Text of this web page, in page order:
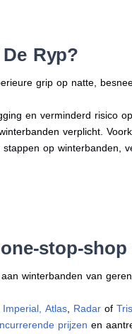
Ryp?
grip op natte,
en verminderd risico
verplicht.
op winterbanden,
stop-
winterbanden van
Imperial Atlas Radar of
prijzen en